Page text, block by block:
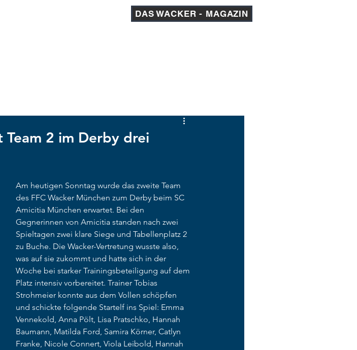
DAS WACKER - MAGAZIN
2 im Derby drei
Am heutigen Sonntag wurde das zweite Team
des FFC Wacker München zum Derby beim SC
Amicitia München erwartet. Bei den
Gegnerinnen von Amicitia standen nach zwei
Spieltagen zwei klare Siege und Tabellenplatz 2
zu Buche. Die Wacker-Vertretung wusste also,
was auf sie zukommt und hatte sich in der
Woche bei starker Trainingsbeteiligung auf dem
Platz intensiv vorbereitet. Trainer Tobias
Strohmeier konnte aus dem Vollen schöpfen
und schickte folgende Startelf ins Spiel: Emma
Vennekold, Anna Pölt, Lisa Pratschko, Hannah
Baumann, Matilda Ford, Samira Körner, Catlyn
Franke, Nicole Connert, Viola Leibold, Hannah